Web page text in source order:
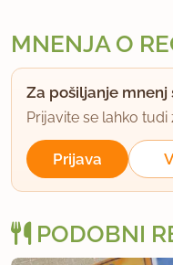
MNENJA O
Za pošiljanje mnenj
Prijavite se lahko
Prijava
PODOBNI